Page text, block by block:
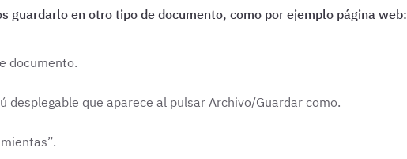
guardarlo en otro tipo de documento, como por ejemplo página web:
documento.
desplegable que aparece al pulsar Archivo/Guardar como.